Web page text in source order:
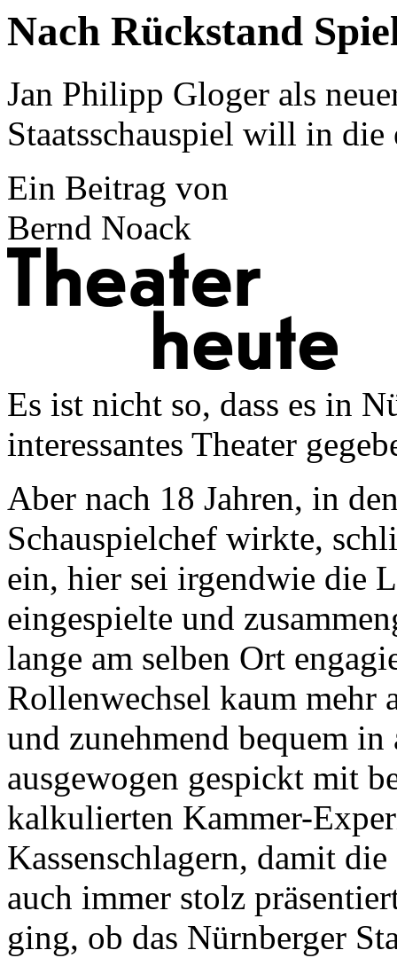
Nach Rückstand
Jan Philipp Gloger als
Staatsschauspiel will in die
Ein Beitrag von
Bernd Noack
Es ist nicht so, dass es in
interessantes Theater
Aber nach 18 Jahren, in
Schauspielchef wirkte,
ein, hier sei irgendwie die
eingespielte und
lange am selben Ort
Rollenwechsel kaum mehr
und zunehmend bequem
ausgewogen gespickt mit
kalkulierten Kammer-
Kassenschlagern, damit
auch immer stolz
ging, ob das Nürnberger